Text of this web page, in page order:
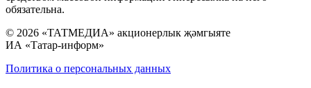
обязательна.
© 2026 «ТАТМЕДИА» акционерлык җәмгыяте
ИА «Татар-информ»
Политика о персональных данных